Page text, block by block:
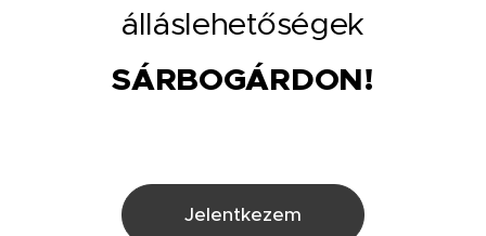
álláslehetőségek
SÁRBOGÁRDON!
Jelentkezem